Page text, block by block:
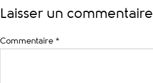
Laisser un commentaire
Commentaire *